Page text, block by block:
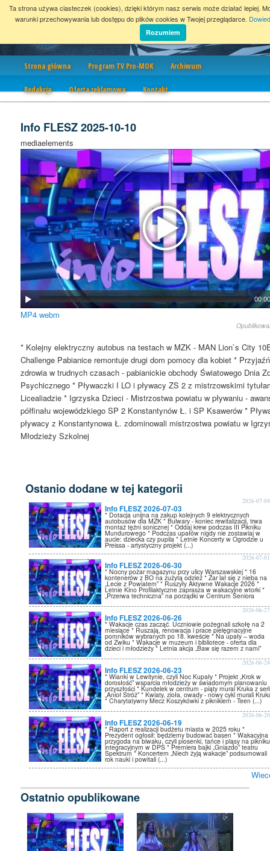
Strona główna Program TV Pro-MOK Archiwum
Redakcja Oferta reklamowa Kontakt
Info FLESZ 2025-10-10
mediaelements
MP4 webm
* Kolejny elektryczny autobus na testach w MZK - MAN Lion`s City
Challenge Pabianice remontuje drugi dom pomocy dla kobiet *
zdrowia w trudnych czasach - pabianickie obchody Światowego Dnia
Psychicznego * Pływaczki I LO i pływacy ZS 2 z mistrzowskimi
Licealiadzie * Igrzyska Dzieci - Mistrzostwa powiatu w pływaniu -
półfinału wojewódzkiego SP 2 Konstantynów Ł. i SP Ksawerów *
pływacy z Konstantynowa Ł. zdominowali mistrzostwa powiatu w
Młodzieży Szkolnej
Ostanio dodane w tej kategorii
Info FLESZ 2026-07-03
2026-07-04
* Dotacja unijna na zakup kolejnych 9 elektrycznych
autobusów dla MZK * Bulwary - koniec rewitalizacji, trwa
montaż tężni sonicznej * Oddaj krew podczas III Pikniku
Mundurowego * Podczas upałów nigdy nie zostawiaj w
aucie: dziecka czy pupila * Letnie Koncerty w Ogrodzie u
Preissa - artystyczny projekt (...)
Info FLESZ 2026-06-30
2026-07-01
* Nocny pożar magazynu przy ulicy Warszawskiej * 16
kontenerów z BO na zużytą odzież * Żar lał się z nieba na
„Lecie z Powiatem” * Ruszyły Aktywne Wakacje 2026 *
Letnie Kino Profilaktyczne zaprasza w wakacyjne wtorki *
„Przerwa techniczna” na porządki w Centrum Seniora
Info FLESZ 2026-06-26
2026-06-27
* Wakacje czas zacząć. Uczniowie pożegnali szkołę na 2
miesiące * Ruszają, renowacja i prace pielęgnacyjne
pomników wybranych po 18. kweście * Na upały – woda
od Zwiku * Wakacje w muzeum i bibliotece - oferta dla
dzieci i młodzieży * Letnia akcja „Baw się razem z nami”
Info FLESZ 2026-06-23
2026-06-24
* Wianki w Lewitynie, czyli Noc Kupały * Projekt „Krok w
dorosłość” wsparcia młodzieży w świadomym planowaniu
przyszłości * Kundelek w centrum - piąty mural Kruka z
„Anioł Stróż” * Kwiaty, zioła, owady - nowy cykl murali
* Charytatywny Mecz Koszykówki z piknikiem - Teen (...)
Info FLESZ 2026-06-19
2026-06-20
* Raport z realizacji budżetu miasta w 2025 roku *
Prezydent ogłosił: będziemy budować basen * Wakacyjna
przygoda na biwaku, czyli piosenki, tańce i pląsy na pikniku
integracyjnym w DPS * Premiera bajki „Gniazdo” teatru
Spektrum * Koncertem „Niech żyją wakacje” podsumowali
rok nauki i powitali (...)
Ostatnio opublikowane
Ta strona używa ciasteczek (cookies), dzięki którym nasz serwis może działać lepiej.
warunki przechowywania lub dostępu do plików cookies w Twojej przeglądarce.
Rozumiem